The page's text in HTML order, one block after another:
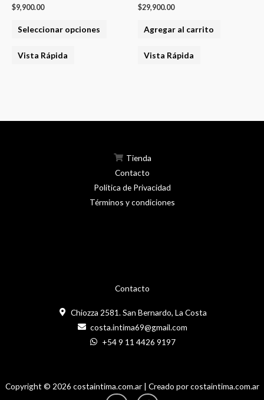
$9,900.00
Seleccionar opciones
la
producto
Vista Rápida
$29,900.00
Agregar al carrito
Vista Rápida
Contacto
Chiozza 2581. San Bernardo, La Costa
costa.intima69@gmail.com
+54 9 11 4426 9197
Tienda
Contacto
Política de Privacidad
Términos y condiciones
Copyright © 2026 costaintima.com.ar | Creado por costaintima.com.ar
InstagramFacebook-